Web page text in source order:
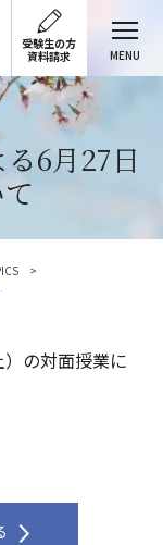
受験生の方
資料請求
MENU
6月27日
の対面授業に